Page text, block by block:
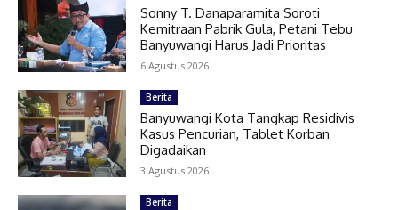
Sonny T. Danaparamita Soroti
Kemitraan Pabrik Gula, Petani Tebu
Banyuwangi Harus Jadi Prioritas
6 Agustus 2026
Berita
Banyuwangi Kota Tangkap Residivis
Kasus Pencurian, Tablet Korban
Digadaikan
3 Agustus 2026
Berita